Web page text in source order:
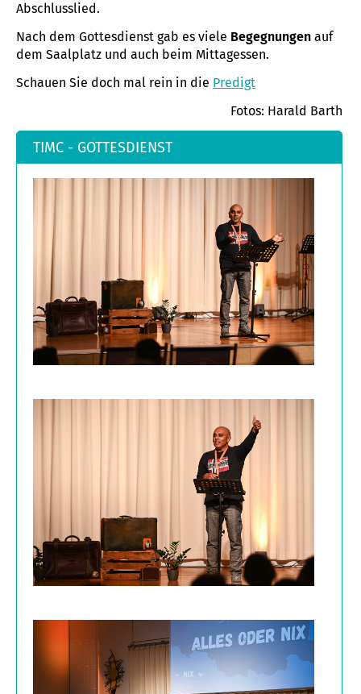
Abschlusslied.
Nach dem Gottesdienst gab es viele Begegnungen auf
dem Saalplatz und auch beim Mittagessen.
Schauen Sie doch mal rein in die Predigt
Fotos: Harald Barth
TIMC - GOTTESDIENST